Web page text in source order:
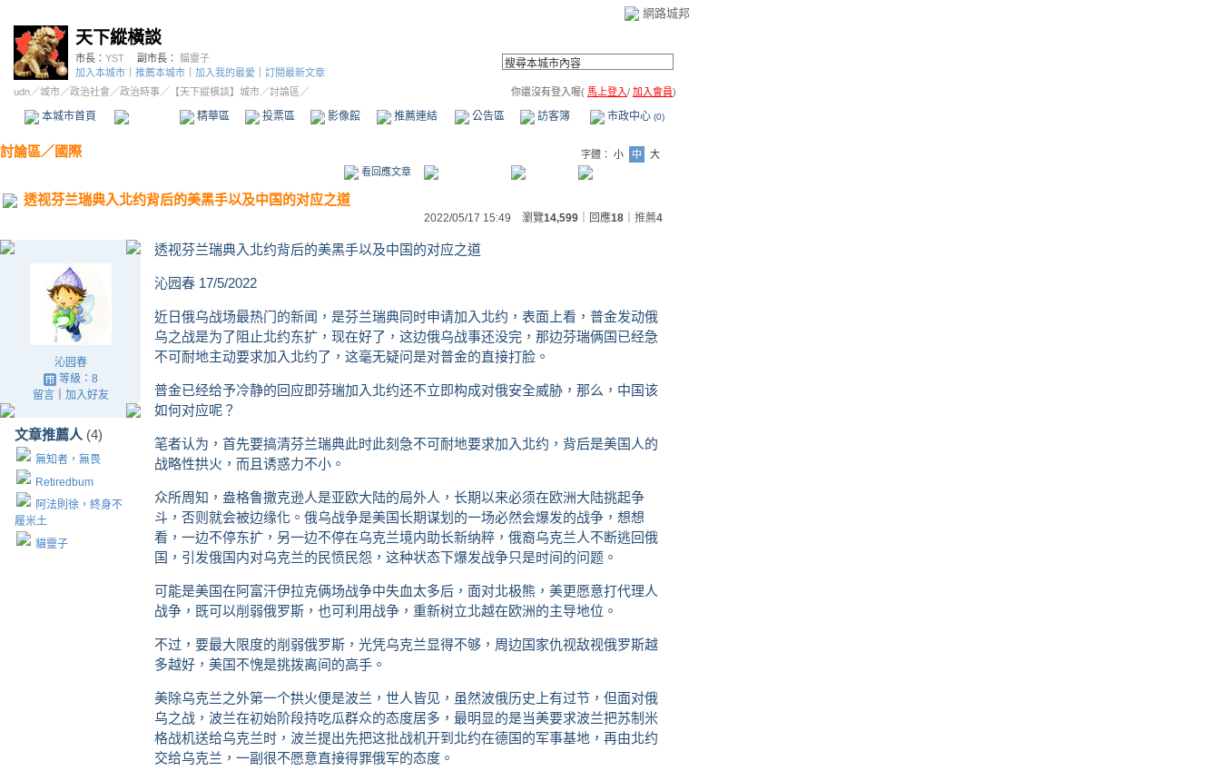
網路城邦
天下縱橫談
市長： YST 副市長： 貓靈子
加入本城市
推薦本城市 加入我的最愛
訂閱最新文章
udn／城市／政治社會 ／政治時事／ 【天下縱橫談】城市／討論區／ 你還沒有登入喔( 馬上登入/ 加入會員)
本城市首頁 精華區 投票區 影像館 推薦連結 公告區 訪客簿 市政中心 (0)
討論區／ 國際 字體： 小 中
大
看回應文章
透视芬兰瑞典入北约背后的美黑手以及中国的对应之道
2022/05/17 15:49 瀏覽14,599 ｜回應18 推薦4
沁园春
等級：8
留言｜ 加入好友
文章推薦人 (4)
無知者，無畏
Retiredbum
阿法則徐，終身不
履米土
貓靈子
透视芬兰瑞典入北约背后的美黑手以及中国的对应之道
沁园春 17/5/2022
近日俄乌战场最热门的新闻，是芬兰瑞典同时申请加入北约，表面上看，普金发动俄
乌之战是为了阻止北约东扩，现在好了，这边俄乌战事还没完，那边芬瑞俩国已经急
不可耐地主动要求加入北约了，这毫无疑问是对普金的直接打脸。
普金已经给予冷静的回应即芬瑞加入北约还不立即构成对俄安全威胁，那么，中国该
如何对应呢？
笔者认为，首先要搞清芬兰瑞典此时此刻急不可耐地要求加入北约，背后是美国人的
战略性拱火，而且诱惑力不小。
众所周知，盎格鲁撒克逊人是亚欧大陆的局外人，长期以来必须在欧洲大陆挑起争
斗，否则就会被边缘化。俄乌战争是美国长期谋划的一场必然会爆发的战争，想想
看，一边不停东扩，另一边不停在乌克兰境内助长新纳粹，俄裔乌克兰人不断逃回俄
国，引发俄国内对乌克兰的民愤民怨，这种状态下爆发战争只是时间的问题。
可能是美国在阿富汗伊拉克俩场战争中失血太多后，面对北极熊，美更愿意打代理人
战争，既可以削弱俄罗斯，也可利用战争，重新树立北越在欧洲的主导地位。
不过，要最大限度的削弱俄罗斯，光凭乌克兰显得不够，周边国家仇视敌视俄罗斯越
多越好，美国不愧是挑拨离间的高手。
美除乌克兰之外第一个拱火便是波兰，世人皆见，虽然波俄历史上有过节，但面对俄
乌之战，波兰在初始阶段持吃瓜群众的态度居多，最明显的是当美要求波兰把苏制米
格战机送给乌克兰时，波兰提出先把这批战机开到北约在德国的军事基地，再由北约
交给乌克兰，一副很不愿意直接得罪俄军的态度。